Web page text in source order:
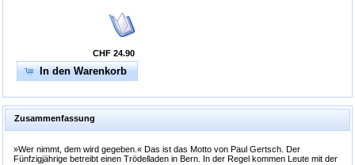
CHF 24.90
In den Warenkorb
Zusammenfassung
»Wer nimmt, dem wird gegeben.« Das ist das Motto von Paul Gertsch. Der
Fünfzigjährige betreibt einen Trödelladen in Bern. In der Regel kommen Leute mit der